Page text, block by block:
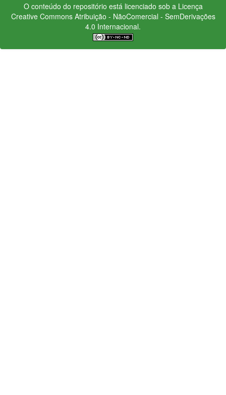
O conteúdo do repositório está licenciado sob a Licença
Creative CommonsAtribuição - NãoComercial - SemDerivações
4.0 Internacional.